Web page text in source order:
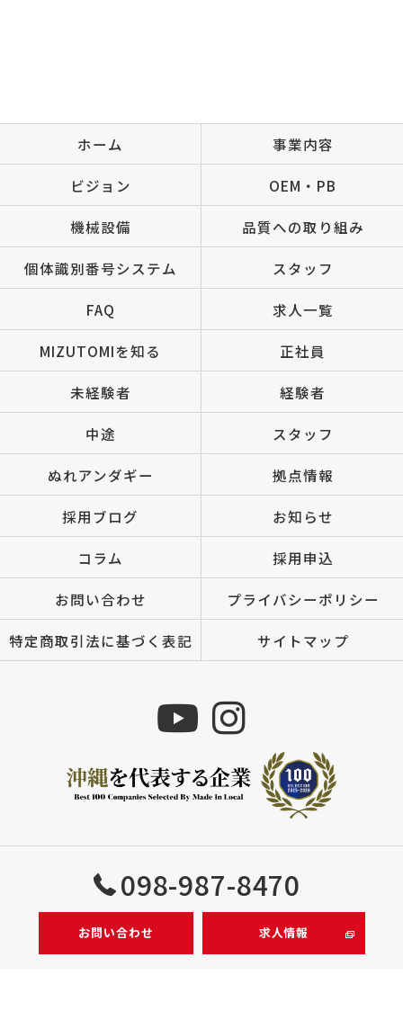
098-987-8470
お問い合わせ 求人情報
ホーム 事業内容
ビジョン OEM・PB
機械設備 品質への取り組み
個体識別番号システム スタッフ
FAQ 求人一覧
MIZUTOMIを知る 正社員
未経験者 経験者
中途 スタッフ
ぬれアンダギー 拠点情報
採用ブログ お知らせ
コラム 採用申込
お問い合わせ プライバシーポリシー
特定商取引法に基づく表記 サイトマップ